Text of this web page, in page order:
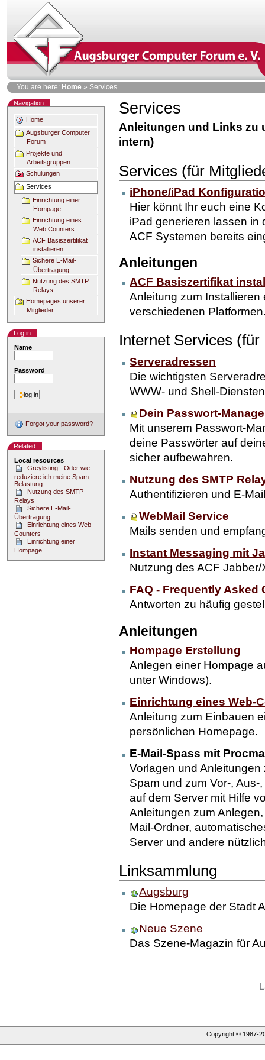
Personal
tools
You are here: Home » Services
Navigation
Home
Augsburger Computer
Forum
Projekte und
Arbeitsgruppen
Schulungen
Services
Einrichtung einer
Hompage
Einrichtung eines
Web Counters
ACF Basiszertifikat
installieren
Sichere E-Mail-
Übertragung
Nutzung des SMTP
Relays
Homepages unserer
Mitglieder
Log in
Name
Password
Forgot your password?
Related
Local resources
Greylisting - Oder wie
reduziere ich meine Spam-
Belastung
Nutzung des SMTP
Relays
Sichere E-Mail-
Übertragung
Einrichtung eines Web
Counters
Einrichtung einer
Hompage
Services
Document
Actions
Anleitungen und Links zu
intern)
Services (für
iPhone/iPad
Hier könnt Ihr euch eine
iPad generieren lassen in
ACF Systemen bereits
Anleitungen
ACF Basiszertifikat
Anleitung zum
verschiedenen
Internet Services
Serveradressen
Die wichtigsten
WWW- und Shell-
Dein Passwort-
Mit unserem Passwort-
deine Passwörter auf
sicher aufbewahren.
Nutzung des SMTP
Authentifizieren und E-
WebMail Service
Mails senden und
Instant Messaging mit
Nutzung des ACF
FAQ - Frequently Asked
Antworten zu häufig
Anleitungen
Hompage Erstellung
Anlegen einer Hompage
unter Windows).
Einrichtung eines Web-
Anleitung zum Einbauen
persönlichen Homepage.
E-Mail-Spass mit
Vorlagen und
Spam und zum Vor-,
auf dem Server mit Hilfe
Anleitungen zum
Mail-Ordner,
Server und andere
Linksammlung
Augsburg
Die Homepage der Stadt
Neue Szene
Das Szene-Magazin für
Copyright © 1987-